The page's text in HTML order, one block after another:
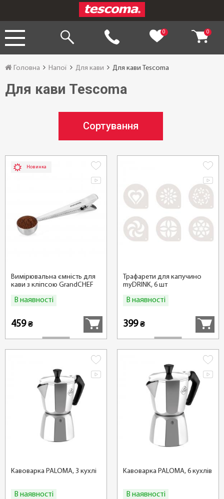
0 0
Головна Напої Для кави Для кави Tescoma
Для кави Tescoma
Сортування
Новинка
Вимірювальна ємність для
кави з кліпсою GrandCHEF
В наявності
459₴
Трафарети для капучино
myDRINK, 6 шт
В наявності
399₴
Кавоварка PALOMA, 3 кухлі
В наявності
Кавоварка PALOMA, 6 кухлів
В наявності